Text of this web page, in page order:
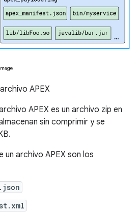
APEX
APEX es un archivo zip en
sin comprimir y se
archivo APEX son los